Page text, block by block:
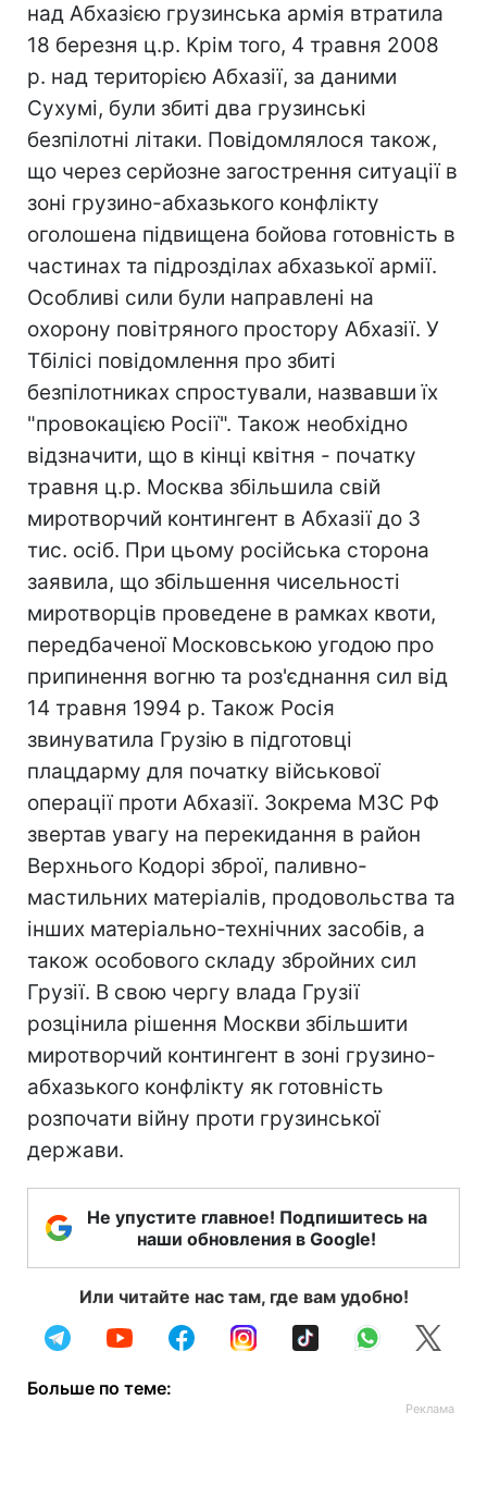
над Абхазією грузинська армія втратила
18 березня ц.р. Крім того, 4 травня 2008
р. над територією Абхазії, за даними
Сухумі, були збиті два грузинські
безпілотні літаки. Повідомлялося також,
що через серйозне загострення ситуації в
зоні грузино-абхазького конфлікту
оголошена підвищена бойова готовність в
частинах та підрозділах абхазької армії.
Особливі сили були направлені на
охорону повітряного простору Абхазії. У
Тбілісі повідомлення про збиті
безпілотниках спростували, назвавши їх
"провокацією Росії". Також необхідно
відзначити, що в кінці квітня - початку
травня ц.р. Москва збільшила свій
миротворчий контингент в Абхазії до 3
тис. осіб. При цьому російська сторона
заявила, що збільшення чисельності
миротворців проведене в рамках квоти,
передбаченої Московською угодою про
припинення вогню та роз'єднання сил від
14 травня 1994 р. Також Росія
звинуватила Грузію в підготовці
плацдарму для початку військової
операції проти Абхазії. Зокрема МЗС РФ
звертав увагу на перекидання в район
Верхнього Кодорі зброї, паливно-
мастильних матеріалів, продовольства та
інших матеріально-технічних засобів, а
також особового складу збройних сил
Грузії. В свою чергу влада Грузії
розцінила рішення Москви збільшити
миротворчий контингент в зоні грузино-
абхазького конфлікту як готовність
розпочати війну проти грузинської
держави.
Не упустите главное! Подпишитесь на
наши обновления в Google!
Или читайте нас там, где вам удобно!
Больше по теме: